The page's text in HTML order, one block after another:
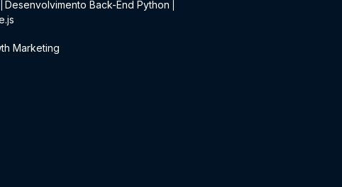
Desenvolvimento Back-End Python
Marketing